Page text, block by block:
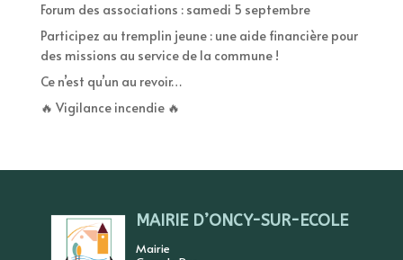
Forum des associations : samedi 5 septembre
Participez au tremplin jeune : une aide financière pour
des missions au service de la commune !
Ce n’est qu’un au revoir…
🔥 Vigilance incendie 🔥
MAIRIE D’ONCY-SUR-ECOLE
Mairie